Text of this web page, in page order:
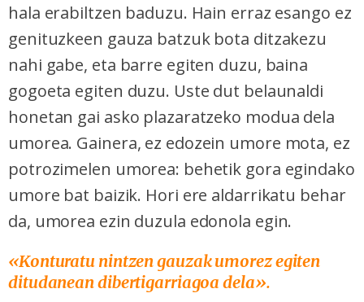
hala erabiltzen baduzu. Hain erraz esango ez
genituzkeen gauza batzuk bota ditzakezu
nahi gabe, eta barre egiten duzu, baina
gogoeta egiten duzu. Uste dut belaunaldi
honetan gai asko plazaratzeko modua dela
umorea. Gainera, ez edozein umore mota, ez
potrozimelen umorea: behetik gora egindako
umore bat baizik. Hori ere aldarrikatu behar
da, umorea ezin duzula edonola egin.
«Konturatu nintzen gauzak umorez egiten
ditudanean dibertigarriagoa dela».